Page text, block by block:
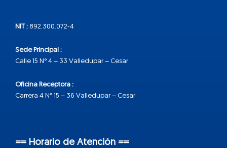
NIT : 892.300.072-4
Sede Principal :
Calle 15 N° 4 – 33 Valledupar – Cesar
Oficina Receptora :
Carrera 4 N° 15 – 36 Valledupar – Cesar
== Horario de Atención ==